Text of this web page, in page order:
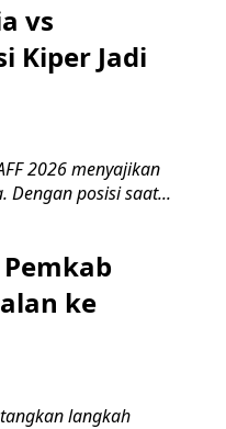
vs
Kiper Jadi
2026 menyajikan
Dengan posisi saat...
ke
langkah